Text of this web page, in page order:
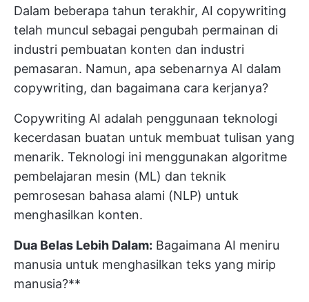
Dalam beberapa tahun terakhir, AI copywriting
telah muncul sebagai pengubah permainan di
industri pembuatan konten dan industri
pemasaran. Namun, apa sebenarnya AI dalam
copywriting, dan bagaimana cara kerjanya?
Copywriting AI adalah penggunaan teknologi
kecerdasan buatan untuk membuat tulisan yang
menarik. Teknologi ini menggunakan algoritme
pembelajaran mesin (ML) dan teknik
pemrosesan bahasa alami (NLP) untuk
menghasilkan konten.
Dua Belas Lebih Dalam: Bagaimana AI meniru
manusia untuk menghasilkan teks yang mirip
manusia?**